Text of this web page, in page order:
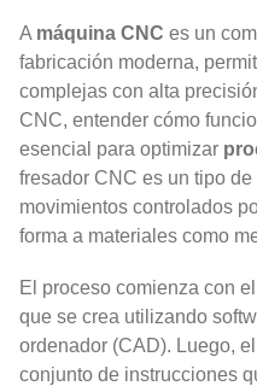
A máquina CNC es un
fabricación moderna,
complejas con alta
CNC, entender cómo
esencial para optimizar
fresador CNC es un tipo de
movimientos controlados
forma a materiales como
El proceso comienza con
que se crea utilizando
ordenador (CAD). Luego,
conjunto de instrucciones